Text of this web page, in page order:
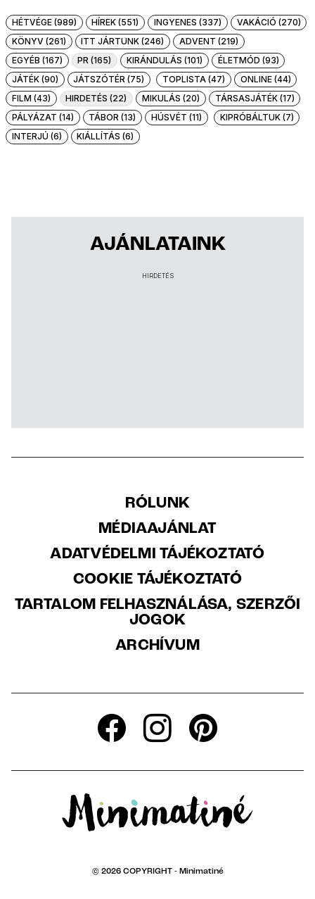
HÉTVÉGE (989) HÍREK (551) INGYENES (337)
VAKÁCIÓ (270)
KÖNYV (261)
ITT JÁRTUNK (246)
ADVENT (219)
EGYÉB (167)
PR (165) KIRÁNDULÁS (101)
ÉLETMÓD (93)
JÁTÉK (90)
JÁTSZÓTÉR (75) TOPLISTA (47)
ONLINE (44)
FILM (43)
HIRDETÉS (22) MIKULÁS (20)
TÁRSASJÁTÉK (17)
PÁLYÁZAT (14)
TÁBOR (13) HÚSVÉT (11)
KIPRÓBÁLTUK (7)
INTERJÚ (6)
KIÁLLÍTÁS (6)
AJÁNLATAINK
HIRDETÉS
RÓLUNK
MÉDIAAJÁNLAT
ADATVÉDELMI TÁJÉKOZTATÓ
COOKIE TÁJÉKOZTATÓ
TARTALOM FELHASZNÁLÁSA, SZERZŐI
JOGOK
ARCHÍVUM
© 2026 COPYRIGHT - Minimatiné